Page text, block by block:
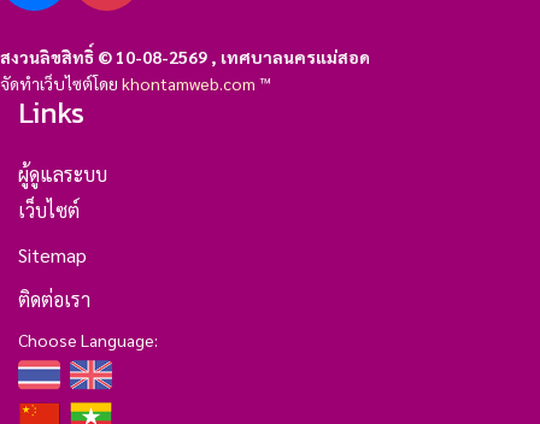
สงวนลิขสิทธิ์ © 10-08-2569 , เทศบาลนครแม่สอด
จัดทำเว็บไซต์โดย khontamweb.com ™
Links
ผู้ดูแลระบบ
เว็บไซต์
Sitemap
ติดต่อเรา
Choose Language: